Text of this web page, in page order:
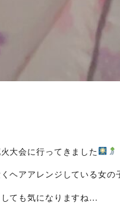
大会に行ってきました
ヘアアレンジしている女の
ても気になりますね…